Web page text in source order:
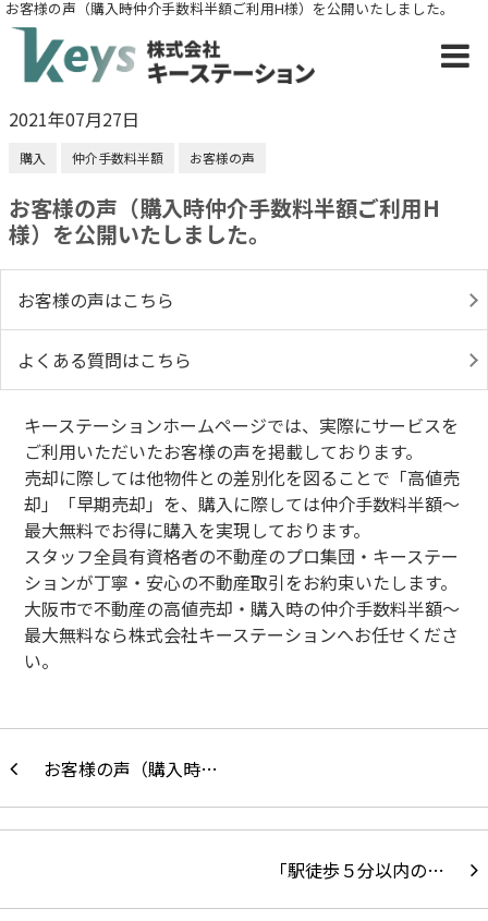
お客様の声（購入時仲介手数料半額ご利用H様）を公開いたしました。
2021年07月27日
購入 仲介手数料半額 お客様の声
お客様の声（購入時仲介手数料半額ご利用H
様）を公開いたしました。
お客様の声はこちら
よくある質問はこちら
キーステーションホームページでは、実際にサービスを
ご利用いただいたお客様の声を掲載しております。
売却に際しては他物件との差別化を図ることで「高値売
却」「早期売却」を、購入に際しては仲介手数料半額～
最大無料でお得に購入を実現しております。
スタッフ全員有資格者の不動産のプロ集団・キーステー
ションが丁寧・安心の不動産取引をお約束いたします。
大阪市で不動産の高値売却・購入時の仲介手数料半額～
最大無料なら株式会社キーステーションへお任せくださ
い。
お客様の声（購入時…
「駅徒歩５分以内の…